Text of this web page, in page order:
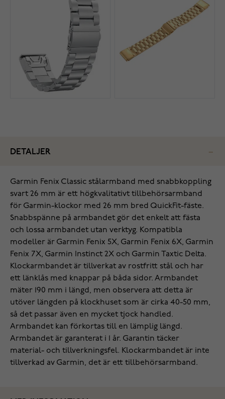
DETALJER
Garmin Fenix Classic stålarmband med snabbkoppling
svart 26 mm är ett högkvalitativt tillbehörsarmband
för Garmin-klockor med 26 mm bred QuickFit-fäste.
Snabbspänne på armbandet gör det enkelt att fästa
och lossa armbandet utan verktyg. Kompatibla
modeller är Garmin Fenix 5X, Garmin Fenix 6X, Garmin
Fenix 7X, Garmin Instinct 2X och Garmin Taxtic Delta.
Klockarmbandet är tillverkat av rostfritt stål och har
ett länklås med knappar på båda sidor. Armbandet
mäter 190 mm i längd, men observera att detta är
utöver längden på klockhuset som är cirka 40-50 mm,
så det passar även en mycket tjock handled.
Armbandet kan förkortas till en lämplig längd.
Armbandet är garanterat i 1 år. Garantin täcker
material- och tillverkningsfel. Klockarmbandet är inte
tillverkad av Garmin, det är ett tillbehörsarmband.